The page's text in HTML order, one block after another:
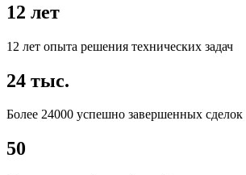
12 лет
12 лет опыта решения технических задач
24 тыс.
Более 24000 успешно завершенных сделок
50